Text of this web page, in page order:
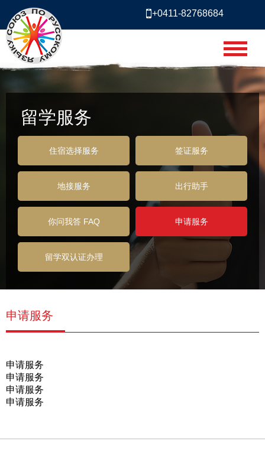
+0411-82768684
留学服务
住宿选择服务 签证服务
地接服务 出行助手
你问我答 FAQ 申请服务
留学双认证办理
申请服务
申请服务
申请服务
申请服务
申请服务